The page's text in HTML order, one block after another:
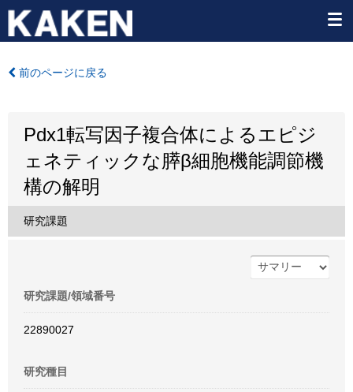
前のページに戻る
Pdx1転写因子複合体によるエピジ
ェネティックな膵β細胞機能調節機
構の解明
研究課題
研究課題/領域番号
22890027
研究種目